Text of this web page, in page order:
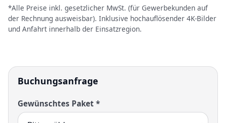
*Alle Preise inkl. gesetzlicher MwSt. (für Gewerbekunden auf
der Rechnung ausweisbar). Inklusive hochauflösender 4K-Bilder
und Anfahrt innerhalb der Einsatzregion.
Buchungsanfrage
Gewünschtes Paket *